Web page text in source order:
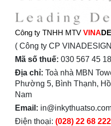
Công ty TNHH MTV VINA
( Công ty CP
Mã số thuế: 030 567 45 18
Địa chỉ: Toà nhà MBN
Phường 5, Bình Thạnh,
Nam
Email:
Điện thoại: (028) 22 68